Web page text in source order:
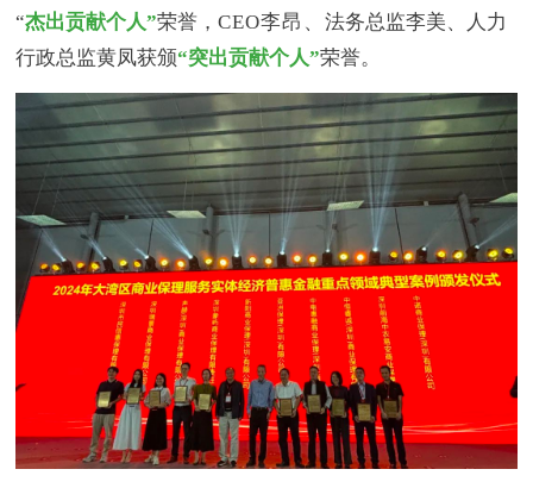
“杰出贡献个人”荣誉，CEO李昂、法务总监李美、人力
行政总监黄凤获颁“突出贡献个人”荣誉。